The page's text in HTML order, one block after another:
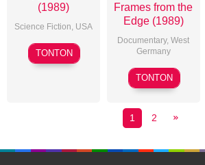
(1989)
Science Fiction USA
David
Schmoeller
TONTON
Frames from the
Edge (1989)
Documentary,West
Germany
Adrian
Maben
TONTON
1 2